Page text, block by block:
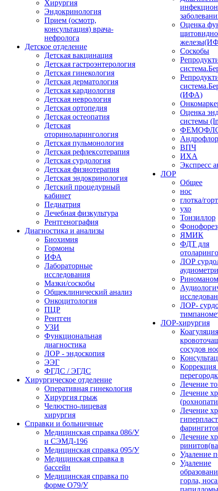
Хирургия
Эндокринология
Прием (осмотр,
консультация) врача-
нефролога
Детское отделение
Детская вакцинация
Детская гастроэнтерология
Детская гинекология
Детская дерматология
Детская кардиология
Детская неврология
Детская ортопедия
Детская остеопатия
Детская
оториноларингология
Детская пульмонология
Детская рефлексотерапия
Детская сурдология
Детская физиотерапия
Детская эндокринология
Детский процедурный
кабинет
Педиатрия
Лечебная физкультура
Рентгенография
Диагностика и анализы
Биохимия
Гормоны
ИФА
Лабораторные
исследования
Мазки/соскобы
Общеклинический анализ
Онкоцитология
ПЦР
Рентген
УЗИ
Функциональная
диагностика
ЛОР - эндоскопия
ЭЭГ
ФГДС / ЭГДС
Хирургическое отделение
Оперативная гинекология
Хирургия грыж
Челюстно-лицевая
хирургия
Справки и больничные
Медицинская справка 086/У
и СЭМД‑196
Медицинская справка 095/У
Медицинская справка в
бассейн
Медицинская справка по
форме О79/У
Оценка
Соскобы
(ИФА)
Оценка
системы
Андрофлор
ВПЧ
ИХА
Экспресс
ЛОР
Общее
нос
глотка/
ухо
Тонзиллор
Фонофорез
ЯМИК
ФДТ для
ЛОР
ЛОР-
ЛОР-хирургия
Коагуляция
сосудов
Коррекция
Лечение
Лечение
Лечение
Лечение
Удаление
Удаление
горла,